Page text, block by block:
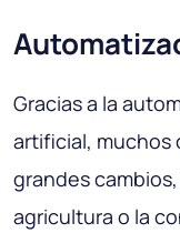
Gracias a la
artificial, muchos
grandes
agricultura o la